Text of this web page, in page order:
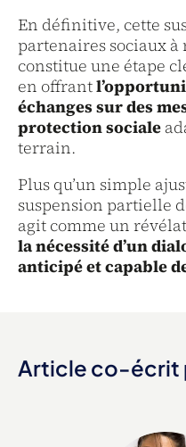
En définitive, cette
partenaires sociaux
constitue une étape
en offrant
échanges sur des
protection sociale
terrain.
Plus qu’un simple
suspension partielle
agit comme un
la nécessité d’un
anticipé et capable
Article co-écrit